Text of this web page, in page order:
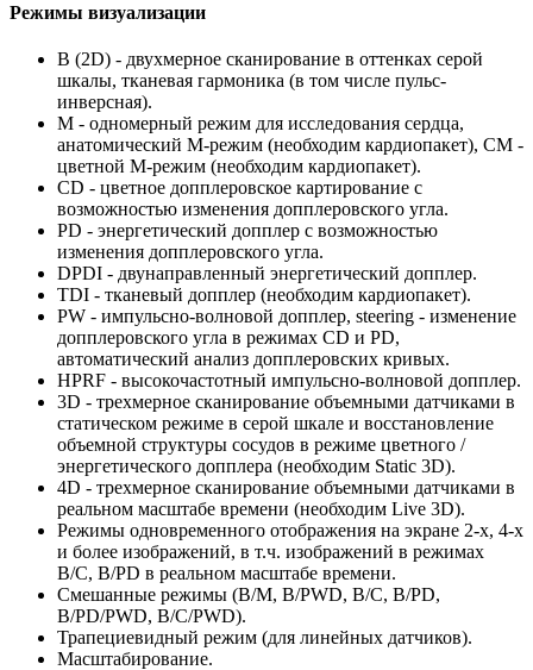
Режимы визуализации
B (2D) - двухмерное сканирование в оттенках серой
шкалы, тканевая гармоника (в том числе пульс-
инверсная).
M - одномерный режим для исследования сердца,
анатомический М-режим (необходим кардиопакет), CM -
цветной М-режим (необходим кардиопакет).
CD - цветное допплеровское картирование с
возможностью изменения допплеровского угла.
PD - энергетический допплер с возможностью
изменения допплеровского угла.
DPDI - двунаправленный энергетический допплер.
TDI - тканевый допплер (необходим кардиопакет).
PW - импульсно-волновой допплер, steering - изменение
допплеровского угла в режимах CD и PD,
автоматический анализ допплеровских кривых.
HPRF - высокочастотный импульсно-волновой допплер.
3D - трехмерное сканирование объемными датчиками в
статическом режиме в серой шкале и восстановление
объемной структуры сосудов в режиме цветного /
энергетического допплера (необходим Static 3D).
4D - трехмерное сканирование объемными датчиками в
реальном масштабе времени (необходим Live 3D).
Режимы одновременного отображения на экране 2-х, 4-х
и более изображений, в т.ч. изображений в режимах
B/C, B/PD в реальном масштабе времени.
Смешанные режимы (B/M, B/PWD, B/C, B/PD,
B/PD/PWD, B/C/PWD).
Трапециевидный режим (для линейных датчиков).
Масштабирование.